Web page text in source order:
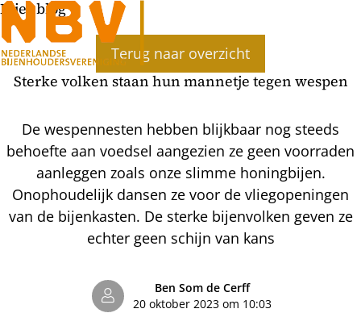
Bijenblog
Terug naar overzicht
Sterke volken staan hun mannetje tegen wespen
De wespennesten hebben blijkbaar nog steeds
behoefte aan voedsel aangezien ze geen voorraden
aanleggen zoals onze slimme honingbijen.
Onophoudelijk dansen ze voor de vliegopeningen
van de bijenkasten. De sterke bijenvolken geven ze
echter geen schijn van kans
Ben Som de Cerff
20 oktober 2023 om 10:03